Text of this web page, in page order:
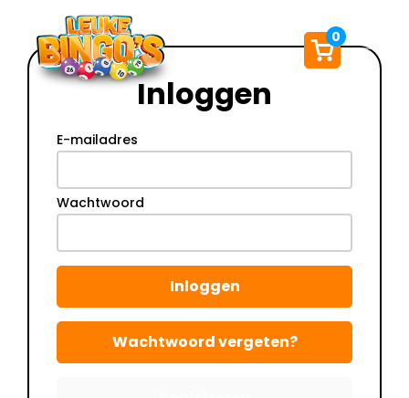
0
Inloggen
E-mailadres
Wachtwoord
Inloggen
Wachtwoord vergeten?